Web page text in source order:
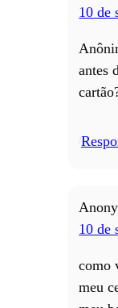
10 de
antes
10 de
como
meu